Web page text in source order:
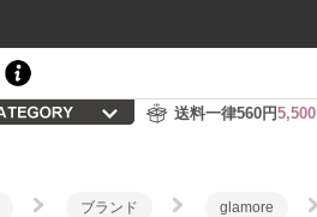
送料一律560円5,500
ブランド glamore